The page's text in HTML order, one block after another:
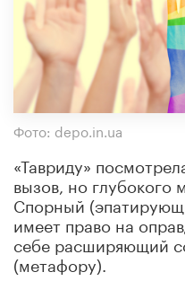
Фото: depo.in.ua
«Тавриду»
вызов, но глубокого
Спорный
имеет право на
себе расширяющий
(метафору).